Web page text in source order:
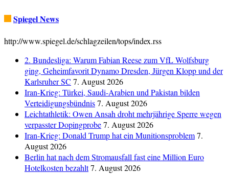
Spiegel News
http://www.spiegel.de/schlagzeilen/tops/index.rss
2. Bundesliga: Warum Fabian Reese zum VfL Wolfsburg
ging, Geheimfavorit Dynamo Dresden, Jürgen Klopp und der
Karlsruher SC 7. August 2026
Iran-Krieg: Türkei, Saudi-Arabien und Pakistan bilden
Verteidigungsbündnis7. August 2026
Leichtathletik: Owen Ansah droht mehrjährige Sperre wegen
verpasster Dopingprobe7. August 2026
Iran-Krieg: Donald Trump hat ein Munitionsproblem7.
August 2026
Berlin hat nach dem Stromausfall fast eine Million Euro
Hotelkosten bezahlt7. August 2026